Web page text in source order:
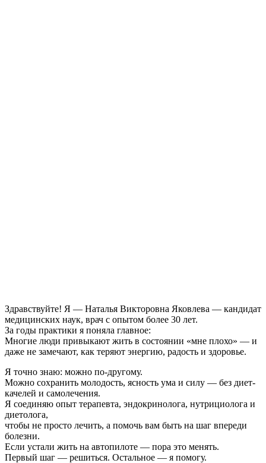
Здравствуйте! Я — Наталья Викторовна Яковлева — кандидат
медицинских наук, врач с опытом более 30 лет.
За годы практики я поняла главное:
Многие люди привыкают жить в состоянии «мне плохо» — и
даже не замечают, как теряют энергию, радость и здоровье.
Я точно знаю: можно по-другому.
Можно сохранить молодость, ясность ума и силу — без диет-
качелей и самолечения.
Я соединяю опыт терапевта, эндокринолога, нутрициолога и
диетолога,
чтобы не просто лечить, а помочь вам быть на шаг впереди
болезни.
Если устали жить на автопилоте — пора это менять.
Первый шаг — решиться. Остальное — я помогу.